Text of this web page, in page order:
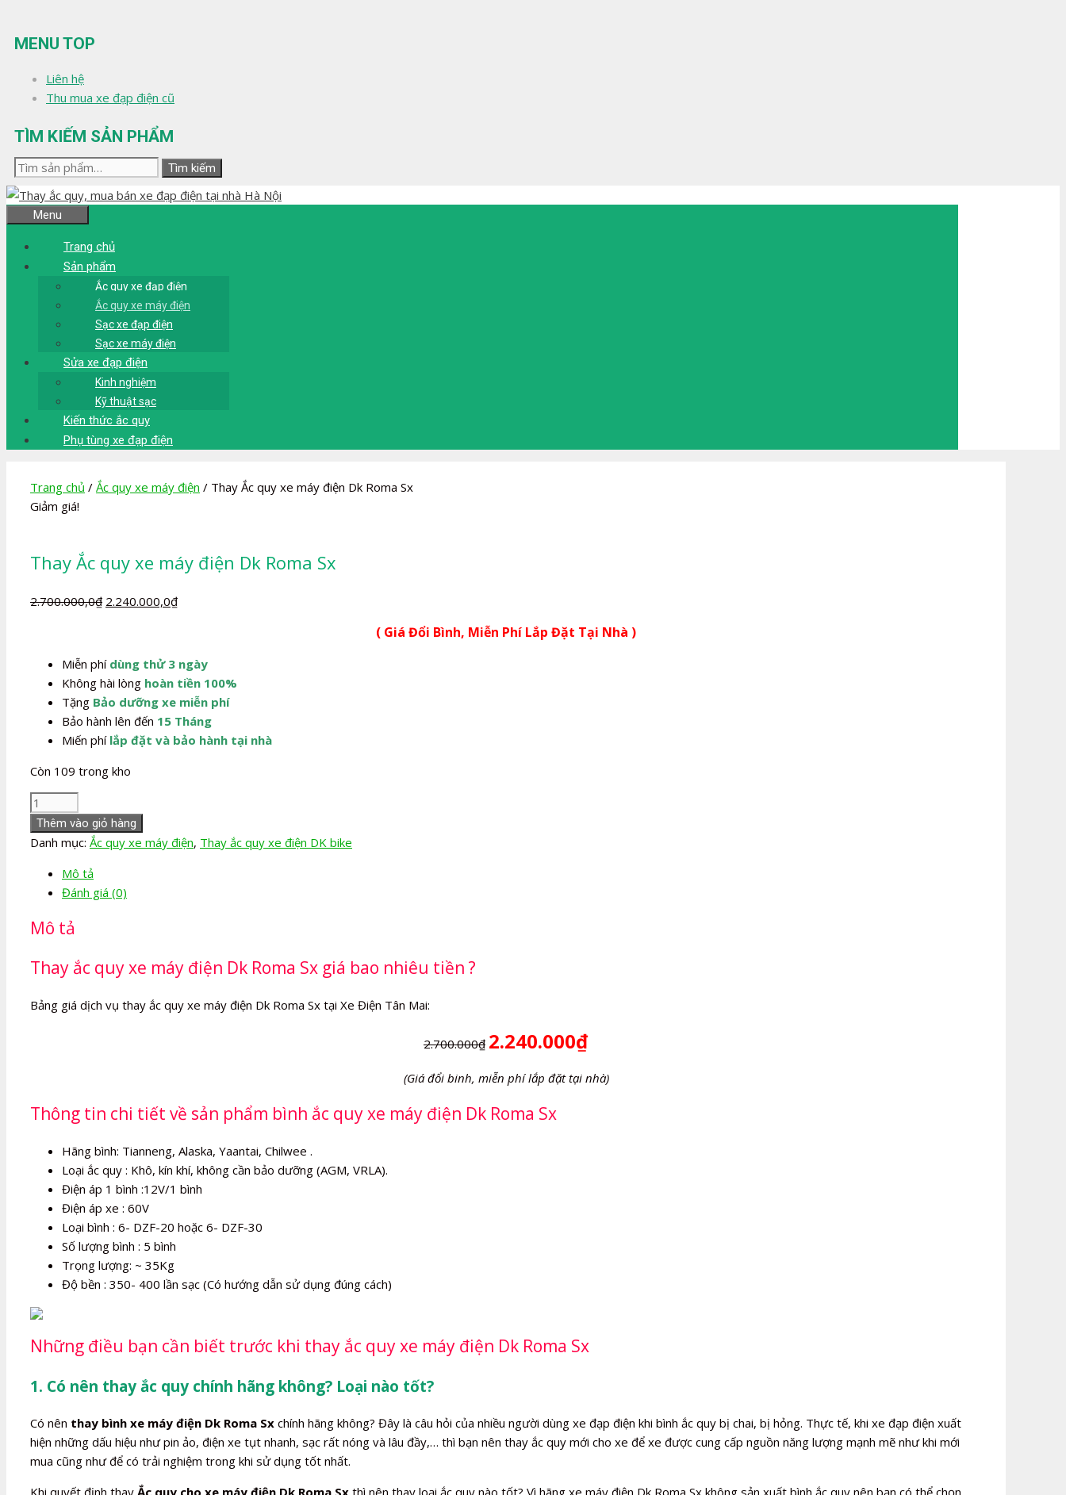
đến
nội
MENU TOP
Liên hệ
Thu mua xe đạp điện cũ
TÌM KIẾM SẢN PHẨM
Tìm
kiếm:
Tìm kiếm
Menu
Trang chủ
Sản phẩm
Ắc quy xe đạp điện
Ắc quy xe máy điện
Sạc xe đạp điện
Sạc xe máy điện
Sửa xe đạp điện
Kinh nghiệm
Kỹ thuật sạc
Kiến thức ắc quy
Phụ tùng xe đạp điện
Trang chủ / Ắc quy xe máy điện / Thay Ắc quy xe máy điện Dk Roma Sx
Giảm giá!
Thay Ắc quy xe máy điện Dk Roma Sx
2.700.000,0₫ Giá
2.700.000,0₫.
2.240.000,0₫Giá
2.240.000,0₫.
( Giá Đổi Bình, Miễn Phí Lắp Đặt Tại Nhà )
Miễn phí dùng thử 3 ngày
Không hài lòng hoàn tiền 100%
Tặng Bảo dưỡng xe miễn phí
Bảo hành lên đến 15 Tháng
Miến phí lắp đặt và bảo hành tại nhà
Còn 109 trong kho
Thay
Ắc
quy
máy
điện
Roma
số
Thêm vào giỏ hàng
Danh mục: Ắc quy xe máy điện, Thay ắc quy xe điện DK bike
Mô tả
Đánh giá (0)
Mô tả
Thay ắc quy xe máy điện Dk Roma Sx giá bao nhiêu tiền ?
Bảng giá dịch vụ thay ắc quy xe máy điện Dk Roma Sx tại Xe Điện Tân Mai:
2.700.000₫ 2.240.000₫
(Giá đổi binh, miễn phí lắp đặt tại nhà)
Thông tin chi tiết về sản phẩm bình ắc quy xe máy điện Dk Roma Sx
Hãng bình: Tianneng, Alaska, Yaantai, Chilwee .
Loại ắc quy : Khô, kín khí, không cần bảo dưỡng (AGM, VRLA).
Điện áp 1 bình :12V/1 bình
Điện áp xe : 60V
Loại bình : 6- DZF-20 hoặc 6- DZF-30
Số lượng bình : 5 bình
Trọng lượng: ~ 35Kg
Độ bền : 350- 400 lần sạc (Có hướng dẫn sử dụng đúng cách)
Những điều bạn cần biết trước khi thay ắc quy xe máy điện Dk Roma Sx
1. Có nên thay ắc quy chính hãng không? Loại nào tốt?
Có nên thay bình xe máy điện Dk Roma Sx chính hãng không? Đây là câu hỏi của nhiều người dùng xe đạp điện khi bình ắc quy bị chai, bị hỏng. Thực tế, khi xe đạp điện xuất
hiện những dấu hiệu như pin ảo, điện xe tụt nhanh, sạc rất nóng và lâu đầy,… thì bạn nên thay ắc quy mới cho xe để xe được cung cấp nguồn năng lượng mạnh mẽ như khi mới
mua cũng như để có trải nghiệm trong khi sử dụng tốt nhất.